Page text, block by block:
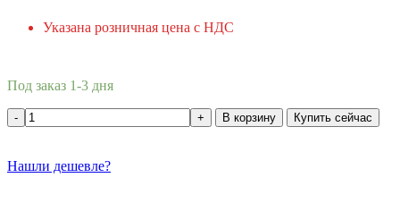
Указана розничная цена с НДС
Под заказ 1-3 дня
В корзину Купить сейчас
Нашли дешевле?